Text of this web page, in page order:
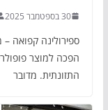
30 בספטמבר 2025
ספירולינה קפואה
הפכה למוצר
התזונתית. מדובר